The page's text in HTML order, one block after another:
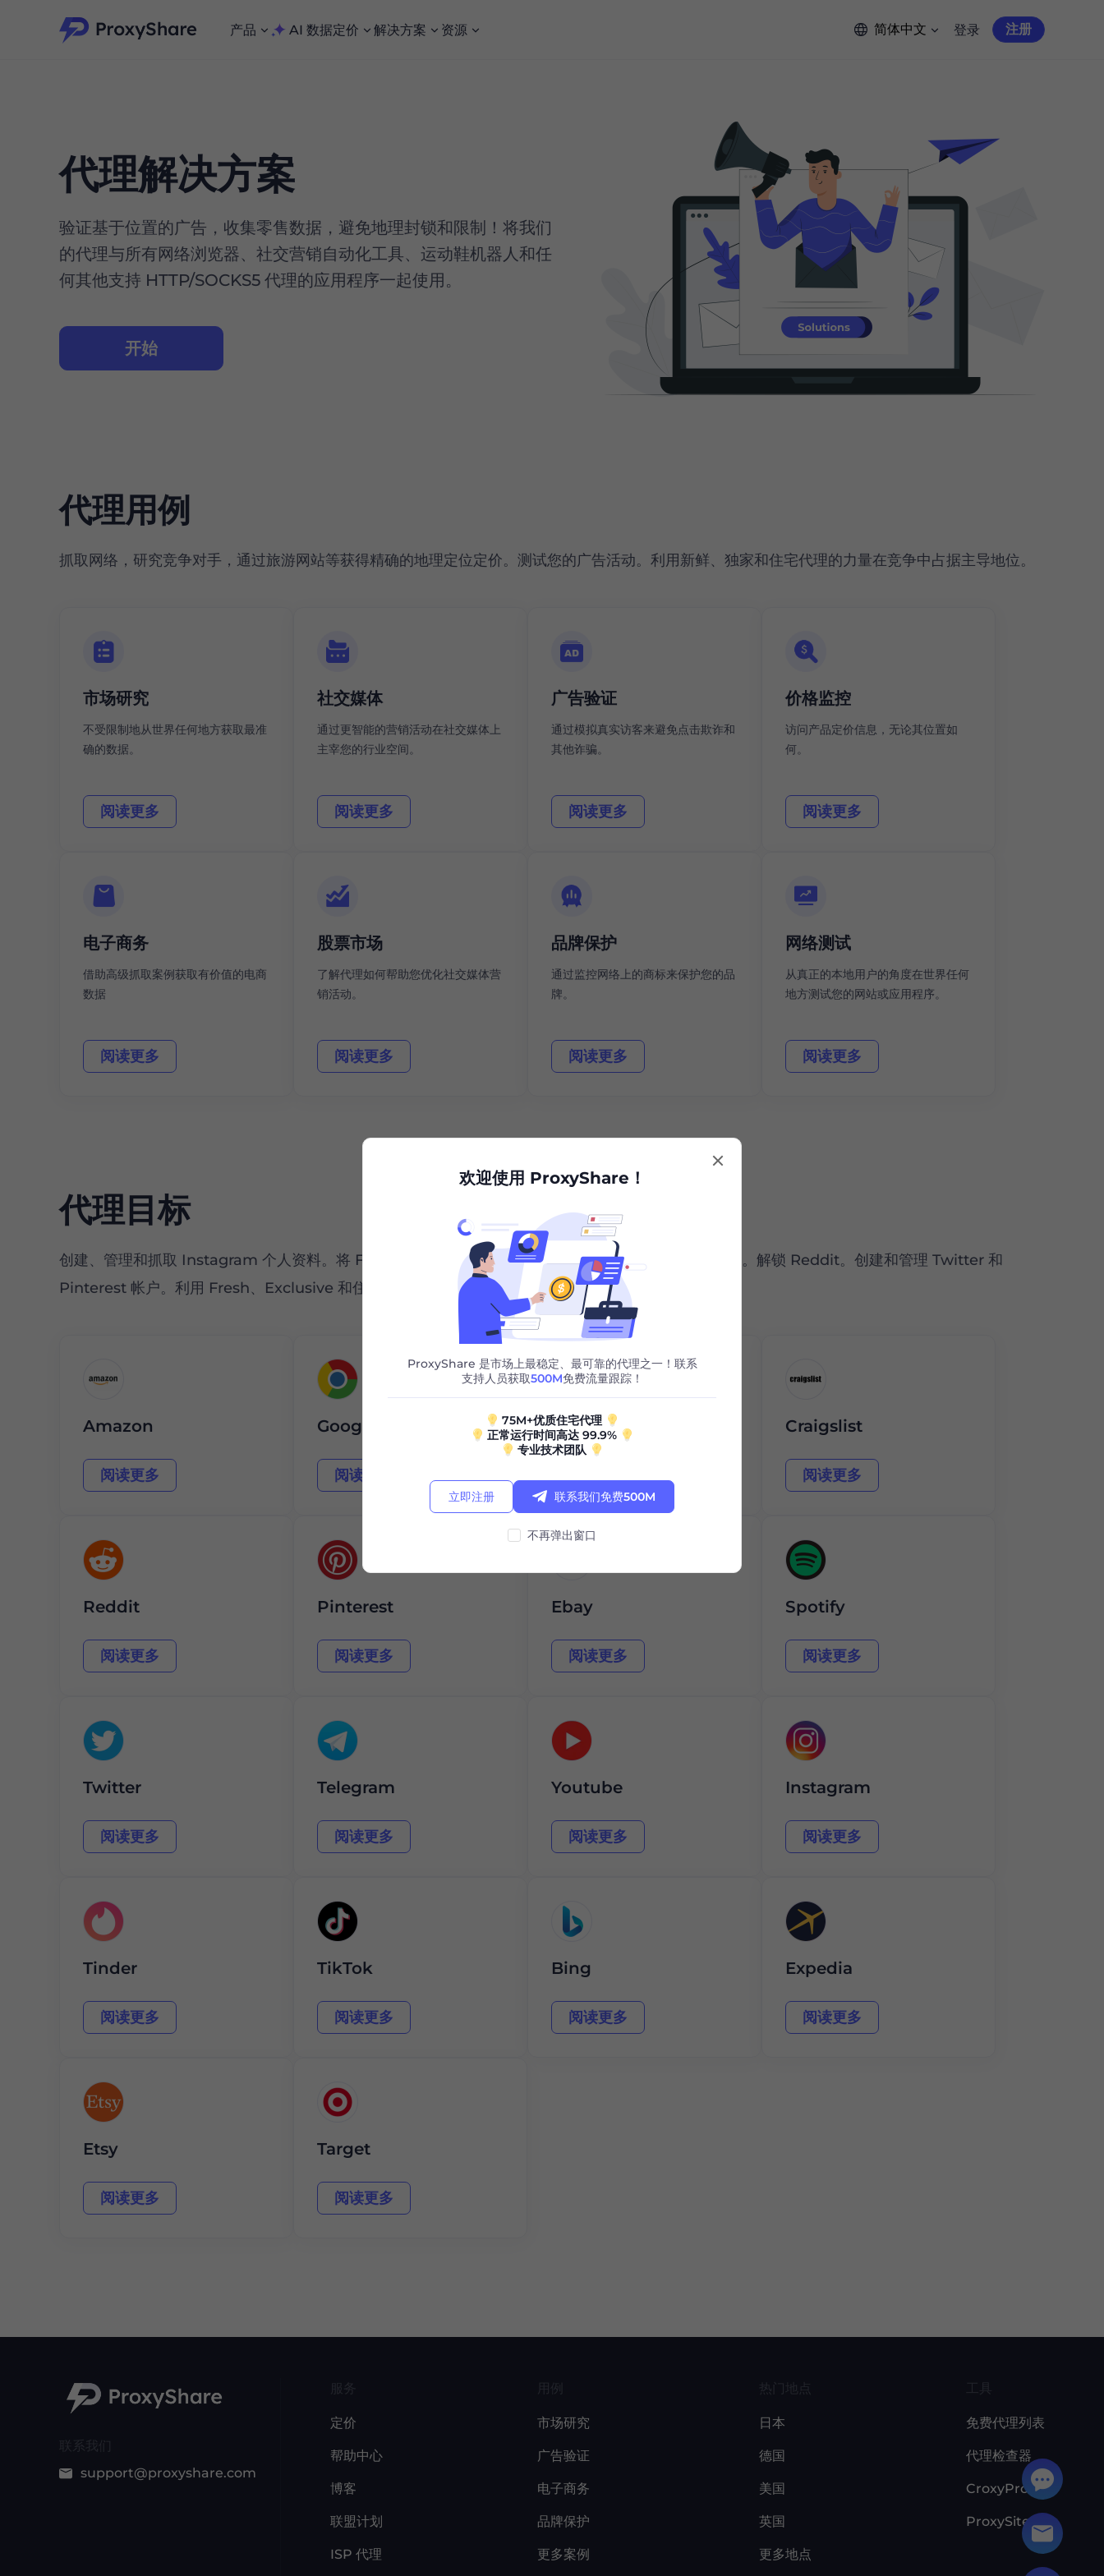
产品 AI 数据定价 解决方案 资源 简体中文 登录 注册
代理解决方案
验证基于位置的广告，收集零售数据，避免地理封锁和限制！将我们
的代理与所有网络浏览器、社交营销自动化工具、运动鞋机器人和任
何其他支持 HTTP/SOCKS5 代理的应用程序一起使用。
开始
代理用例
抓取网络，研究竞争对手，通过旅游网站等获得精确的地理定位定价。测试您的广告活动。利用新鲜、独家和住宅代理的力量在竞争中占据主导地位。
市场研究
不受限制地从世界任何地方获取最准
确的数据。
阅读更多
社交媒体
通过更智能的营销活动在社交媒体上
主宰您的行业空间。
阅读更多
广告验证
通过模拟真实访客来避免点击欺诈和
其他诈骗。
阅读更多
价格监控
访问产品定价信息，无论其位置如
何。
阅读更多
电子商务
借助高级抓取案例获取有价值的电商
数据
阅读更多
股票市场
了解代理如何帮助您优化社交媒体营
销活动。
阅读更多
品牌保护
通过监控网络上的商标来保护您的品
牌。
阅读更多
网络测试
从真正的本地用户的角度在世界任何
地方测试您的网站或应用程序。
阅读更多
代理目标
创建、管理和抓取 Instagram 个人资料。将 Facebook 机器人与住宅代理的力量相结合，以提高成功率。解锁 Reddit。创建和管理 Twitter 和
Pinterest 帐户。利用 Fresh、Exclusive 和住宅代理的力量在竞争中占据主导地位。
Amazon
阅读更多
Google
阅读更多
Facebook Craigslist
阅读更多
Reddit
阅读更多
Pinterest
阅读更多
Ebay
阅读更多
Spotify
阅读更多
Twitter
阅读更多
Telegram
阅读更多
Youtube
阅读更多
Instagram
阅读更多
Tinder
阅读更多
TikTok
阅读更多
Bing
阅读更多
Expedia
阅读更多
Etsy
阅读更多
Target
阅读更多
support@proxyshare.com
服务
定价
帮助中心
博客
联盟计划
ISP 代理
市场研究
广告验证
电子商务
品牌保护
更多案例
日本
德国
美国
英国
更多地点
免费代理列表
代理检查器
CroxyProxy
ProxySite
欢迎使用 ProxyShare！
ProxyShare 是市场上最稳定、最可靠的代理之一！联系
支持人员获取500M免费流量跟踪！
75M+优质住宅代理
正常运行时间高达 99.9%
专业技术团队
立即注册 联系我们免费500M
不再弹出窗口